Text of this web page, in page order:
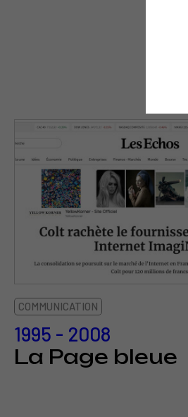
COMMUNICATION
1995 - 2008
La Page bleue